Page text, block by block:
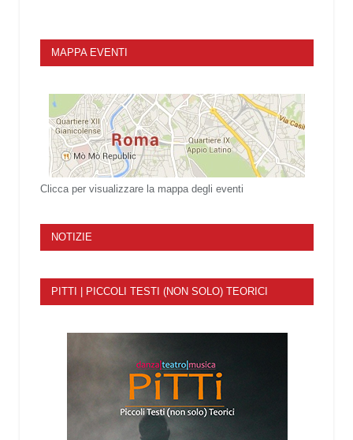
MAPPA EVENTI
Clicca per visualizzare la mappa degli eventi
NOTIZIE
PITTI | PICCOLI TESTI (NON SOLO) TEORICI